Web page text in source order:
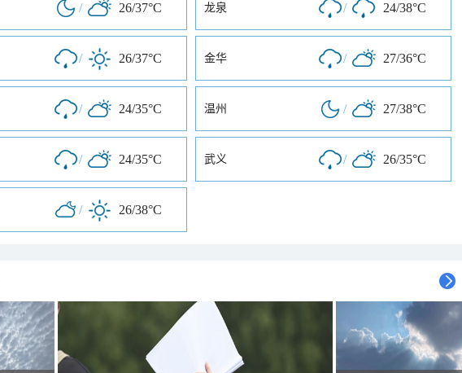
/ 26/37°C 龙泉 / 24/38°C
/ 26/37°C 金华 / 27/36°C
/ 24/35°C 温州 / 27/38°C
/ 24/35°C 武义 / 26/35°C
/ 26/38°C